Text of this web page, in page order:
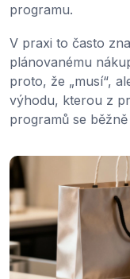
programu.
V praxi to často
plánovanému
proto, že „musí“,
výhodu, kterou z
programů se